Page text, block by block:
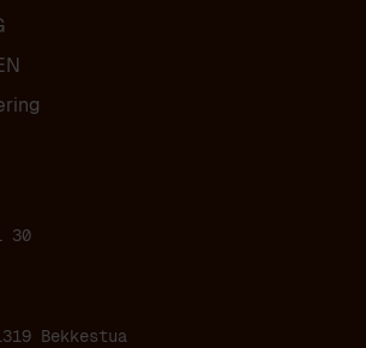
30
Bekkestua